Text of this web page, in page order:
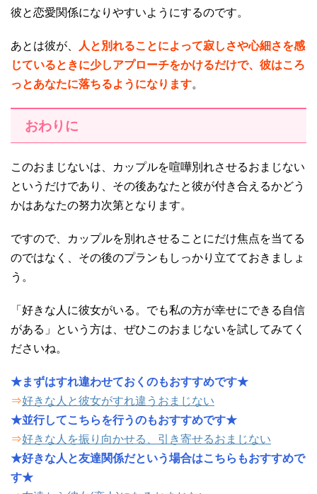
彼と恋愛関係になりやすいようにするのです。
あとは彼が、
人と別れることによって寂しさや心細さを感
じているときに少しアプローチをかけるだけで、彼はころ
っとあなたに落ちるようになります。
おわりに
このおまじないは、カップルを喧嘩別れさせるおまじない
というだけであり、その後あなたと彼が付き合えるかどう
かはあなたの努力次第となります。
ですので、カップルを別れさせることにだけ焦点を当てる
のではなく、その後のプランもしっかり立てておきましょ
う。
「好きな人に彼女がいる。でも私の方が幸せにできる自信
がある」という方は、ぜひこのおまじないを試してみてく
ださいね。
★まずはすれ違わせておくのもおすすめです★
⇒好きな人と彼女がすれ違うおまじない
★並行してこちらを行うのもおすすめです★
⇒好きな人を振り向かせる、引き寄せるおまじない
★好きな人と友達関係だという場合はこちらもおすすめで
す★